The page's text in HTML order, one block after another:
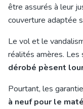
être assurés à leur
couverture adaptée
Le vol et le
réalités amères.
dérobé pèsent
Pourtant, les
à neuf pour le